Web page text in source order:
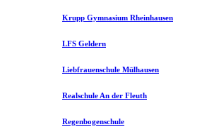
Krupp Gymnasium Rheinhausen
LFS Geldern
Liebfrauenschule Mülhausen​
Realschule An der Fleuth
Regenbogenschule